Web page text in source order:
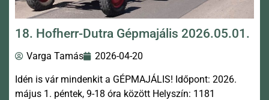
18. Hofherr-Dutra Gépmajális 2026.05.01.
Varga Tamás 2026-04-20
Idén is vár mindenkit a GÉPMAJÁLIS! Időpont: 2026.
május 1. péntek, 9-18 óra között Helyszín: 1181